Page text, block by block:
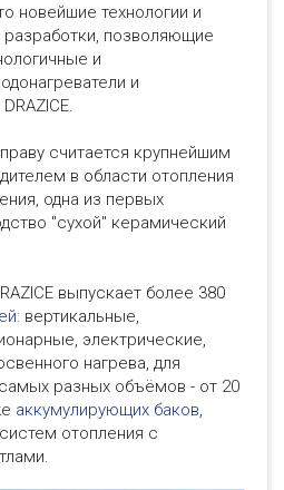
новейшие технологии и
позволяющие
и
и
считается крупнейшим
в области отопления
одна из первых
"сухой" керамический
выпускает более 380
вертикальные,
электрические,
нагрева, для
разных объёмов - от 20
аккумулирующих баков,
отопления с